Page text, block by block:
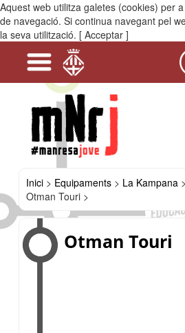
Aquest web utilitza galetes (cookies) per
de navegació. Si continua navegant pel
la seva utilització. [ Acceptar ]
MENÚ
Serveis
+
Projectes
+
Activitats
+
Equipaments
-
La
Kampana
-
Exposició
Qui
-
Ronny
Eyegue
Hafssa
Baddou
Khalid
Ait
Hamou
Jennifer
Benedicto
Otman
Touri
Kawtar
Zaki
Karim
Akidouch
Yeraimy
Isabel
Luna
Youseff
El
Amrani
María
José
Castro
Catalitza
Espai
Jove
Amades
Vídeo
dels
equipaments
juvenils
de
Manresa
Reserva
d'espais
materials
PIJ
Casals
Bages
+
Contacta'ns
+
Inici> Equipaments> La Kampana >
Otman Touri >
Otman Touri